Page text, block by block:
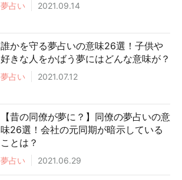
夢占い 2021.09.14
誰かを守る夢占いの意味26選！子供や
好きな人をかばう夢にはどんな意味が？
夢占い 2021.07.12
【昔の同僚が夢に？】同僚の夢占いの意
味26選！会社の元同期が暗示している
ことは？
夢占い 2021.06.29